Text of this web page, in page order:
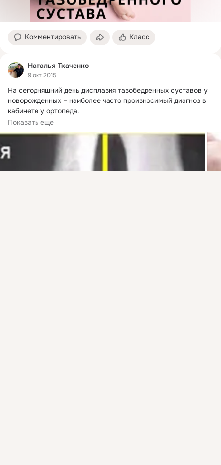
Комментировать Класс
Наталья Ткаченко
9 окт 2015
На сегодняшний день дисплазия тазобедренных суставов у
новорожденных – наиболее часто произносимый диагноз в
кабинете у ортопеда.
Да,...
Показать еще